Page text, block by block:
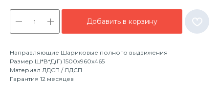
Добавить в корзину
Направляющие Шариковые полного выдвижения
Размер Ш*В*Д(Г) 1500х960х465
Материал ЛДСП / ЛДСП
Гарантия 12 месяцев